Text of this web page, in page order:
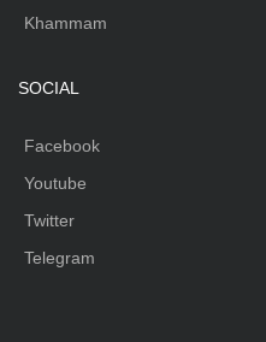
Khammam
SOCIAL
Facebook
Youtube
Twitter
Telegram